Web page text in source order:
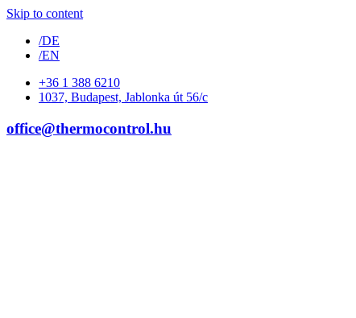
Skip to content
/DE
/EN
+36 1 388 6210
1037, Budapest, Jablonka út 56/c
office@thermocontrol.hu